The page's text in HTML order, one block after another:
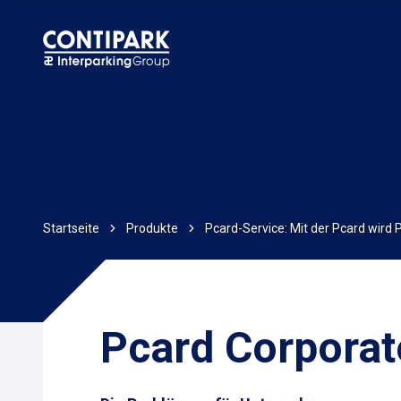
Startseite Produkte Pcard-Service: Mit der Pcard wird
Pcard